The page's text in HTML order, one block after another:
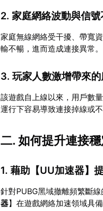
2. 家庭網絡波動與信
家庭無線網絡受干擾、帶寬
輸不暢，進而造成連接異常
3. 玩家人數激增帶來
該遊戲自上線以來，用戶數
運行下容易導致連接掉線或不
二. 如何提升連接
1. 藉助【UU加速器】
針對PUBG黑域撤離頻繁斷
器】在遊戲網絡加速領域具